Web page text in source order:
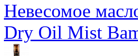
Невесомое
Dry Oil Mist